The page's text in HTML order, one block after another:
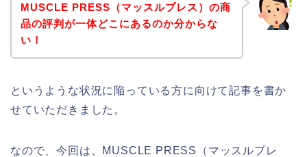
MUSCLE PRESS（マッスルプレス）の商
品の評判が一体どこにあるのか分からな
い！
というような状況に陥っている方に向けて記事を書か
せていただきました。
なので、今回は、MUSCLE PRESS（マッスルプレ